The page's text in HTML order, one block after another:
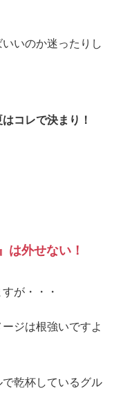
いのか迷ったりし
コレで決まり！
は外せない！
が・・・
ジは根強いですよ
乾杯しているグル